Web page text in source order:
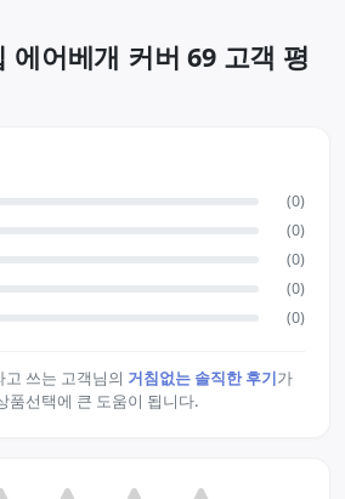
에어베개 커버 69 고객 평
(0)
(0)
(0)
(0)
(0)
쓰는 고객님의 거침없는 솔직한 후기가
품선택에 큰 도움이 됩니다.